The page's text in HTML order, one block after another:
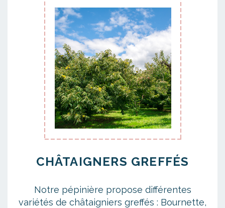
CHÂTAIGNERS GREFFÉS
Notre pépinière propose différentes
variétés de châtaigniers greffés : Bournette,